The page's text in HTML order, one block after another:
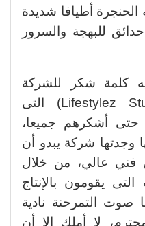
الحنجرة أطيافا شديدة
للبهجة والسرور
كلمة شكر للشركة
المحترمة الراقية (Lifestylez Studios) التى
حتى أشكرهم جميعا،
وجدتها شركة يبدو أن
فني عالي، من خلال
يقومون بالإنتاج
صوت التمرحنة نادية
لا أملك إلا أن